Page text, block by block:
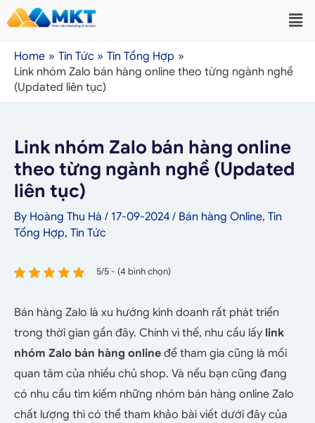
Home Tin Tức
Tin Tổng Hợp
Link nhóm Zalo bán hàng online theo từng ngành nghề
(Updated liên tục)
Link nhóm Zalo bán hàng online
theo từng ngành nghề (Updated
liên tục)
By Hoàng Thu Hà / 17-09-2024 / Bán hàng Online, Tin
Tổng Hợp, Tin Tức
5/5 - (4 bình chọn)
Bán hàng Zalo là xu hướng kinh doanh rất phát triển
trong thời gian gần đây. Chính vì thế, nhu cầu lấy link
nhóm Zalo bán hàng online để tham gia cũng là mối
quan tâm của nhiều chủ shop. Và nếu bạn cũng đang
có nhu cầu tìm kiếm những nhóm bán hàng online Zalo
chất lượng thì có thể tham khảo bài viết dưới đây của